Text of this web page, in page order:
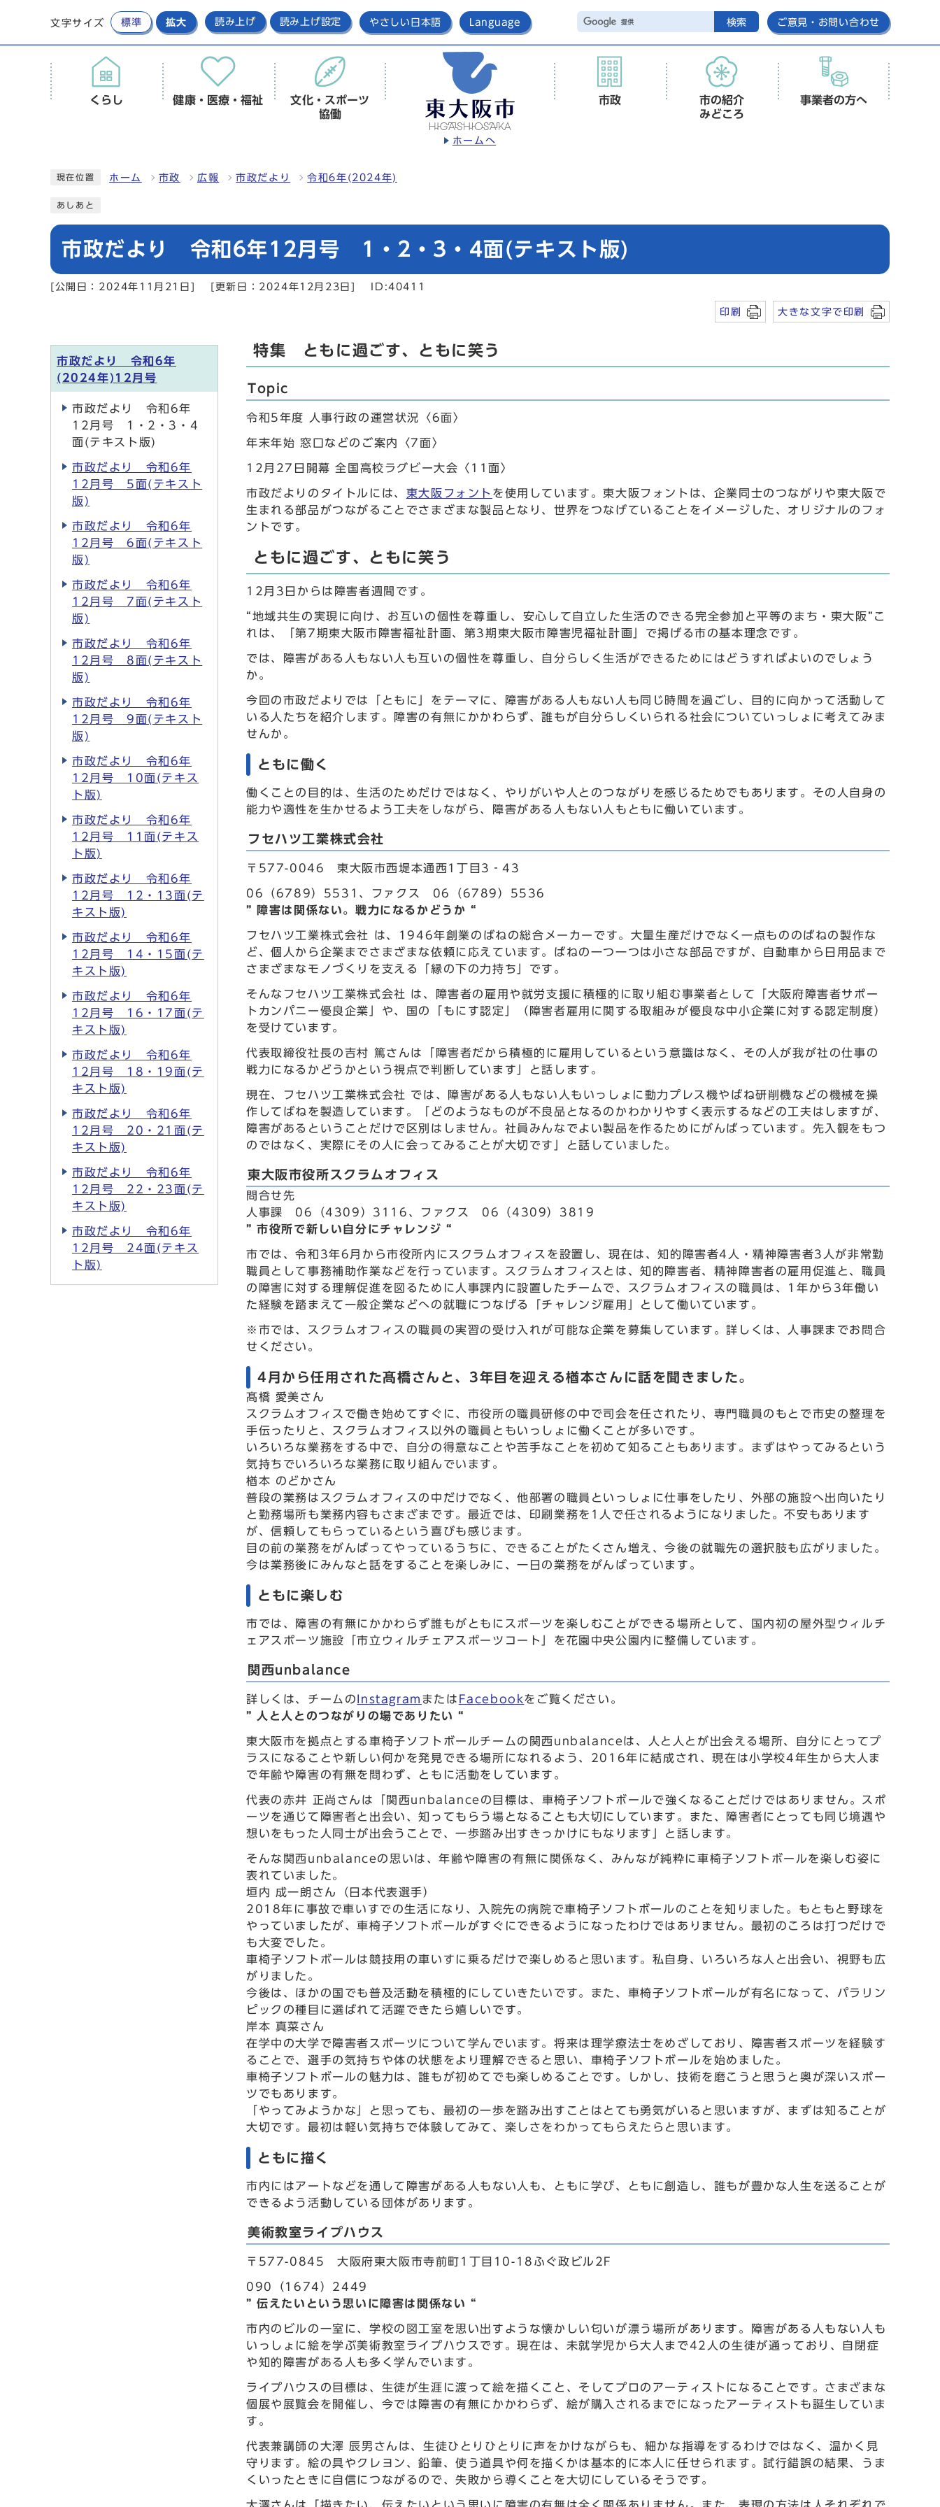
文字サイズ 標準 拡大 読み上げ 読み上げ設定 やさしい日本語 Language 検索 ご意見・お問い合わせ
ホームへ
くらし 健康・医療・福祉
文化・スポーツ
協働
市政
市の紹介
みどころ
事業者の方へ
現在位置 ホーム 市政 広報 市政だより 令和6年(2024年)
あしあと
市政だより 令和6年12月号 1・2・3・4面(テキスト版)
[公開日：2024年11月21日] [更新日：2024年12月23日] ID:40411
印刷 大きな文字で印刷
特集 ともに過ごす、ともに笑う
Topic
令和5年度 人事行政の運営状況〈6面〉
年末年始 窓口などのご案内〈7面〉
12月27日開幕 全国高校ラグビー大会〈11面〉
市政だよりのタイトルには、 東大阪フォント を使用しています。東大阪フォントは、企業同士のつながりや東大阪で
生まれる部品がつながることでさまざまな製品となり、世界をつなげていることをイメージした、オリジナルのフォ
ントです。
ともに過ごす、ともに笑う
12月3日からは障害者週間です。
“地域共生の実現に向け、お互いの個性を尊重し、安心して自立した生活のできる完全参加と平等のまち・東大阪”こ
れは、「第7期東大阪市障害福祉計画、第3期東大阪市障害児福祉計画」で掲げる市の基本理念です。
では、障害がある人もない人も互いの個性を尊重し、自分らしく生活ができるためにはどうすればよいのでしょう
か。
今回の市政だよりでは「ともに」をテーマに、障害がある人もない人も同じ時間を過ごし、目的に向かって活動して
いる人たちを紹介します。障害の有無にかかわらず、誰もが自分らしくいられる社会についていっしょに考えてみま
せんか。
ともに働く
働くことの目的は、生活のためだけではなく、やりがいや人とのつながりを感じるためでもあります。その人自身の
能力や適性を生かせるよう工夫をしながら、障害がある人もない人もともに働いています。
フセハツ工業株式会社
〒577-0046 東大阪市西堤本通西1丁目3‐43
06（6789）5531、ファクス 06（6789）5536
” 障害は関係ない。戦力になるかどうか “
フセハツ工業株式会社 は、1946年創業のばねの総合メーカーです。大量生産だけでなく一点もののばねの製作な
ど、個人から企業までさまざまな依頼に応えています。ばねの一つ一つは小さな部品ですが、自動車から日用品まで
さまざまなモノづくりを支える「縁の下の力持ち」です。
そんなフセハツ工業株式会社 は、障害者の雇用や就労支援に積極的に取り組む事業者として「大阪府障害者サポー
トカンパニー優良企業」や、国の「もにす認定」（障害者雇用に関する取組みが優良な中小企業に対する認定制度）
を受けています。
代表取締役社長の吉村 篤さんは「障害者だから積極的に雇用しているという意識はなく、その人が我が社の仕事の
戦力になるかどうかという視点で判断しています」と話します。
現在、フセハツ工業株式会社 では、障害がある人もない人もいっしょに動力プレス機やばね研削機などの機械を操
作してばねを製造しています。「どのようなものが不良品となるのかわかりやすく表示するなどの工夫はしますが、
障害があるということだけで区別はしません。社員みんなでよい製品を作るためにがんばっています。先入観をもつ
のではなく、実際にその人に会ってみることが大切です」と話していました。
東大阪市役所スクラムオフィス
問合せ先
人事課 06（4309）3116、ファクス 06（4309）3819
” 市役所で新しい自分にチャレンジ “
市では、令和3年6月から市役所内にスクラムオフィスを設置し、現在は、知的障害者4人・精神障害者3人が非常勤
職員として事務補助作業などを行っています。スクラムオフィスとは、知的障害者、精神障害者の雇用促進と、職員
の障害に対する理解促進を図るために人事課内に設置したチームで、スクラムオフィスの職員は、1年から3年働い
た経験を踏まえて一般企業などへの就職につなげる「チャレンジ雇用」として働いています。
※市では、スクラムオフィスの職員の実習の受け入れが可能な企業を募集しています。詳しくは、人事課までお問合
せください。
4月から任用された髙橋さんと、3年目を迎える楢本さんに話を聞きました。
髙橋 愛美さん
スクラムオフィスで働き始めてすぐに、市役所の職員研修の中で司会を任されたり、専門職員のもとで市史の整理を
手伝ったりと、スクラムオフィス以外の職員ともいっしょに働くことが多いです。
いろいろな業務をする中で、自分の得意なことや苦手なことを初めて知ることもあります。まずはやってみるという
気持ちでいろいろな業務に取り組んでいます。
楢本 のどかさん
普段の業務はスクラムオフィスの中だけでなく、他部署の職員といっしょに仕事をしたり、外部の施設へ出向いたり
と勤務場所も業務内容もさまざまです。最近では、印刷業務を1人で任されるようになりました。不安もあります
が、信頼してもらっているという喜びも感じます。
目の前の業務をがんばってやっているうちに、できることがたくさん増え、今後の就職先の選択肢も広がりました。
今は業務後にみんなと話をすることを楽しみに、一日の業務をがんばっています。
ともに楽しむ
市では、障害の有無にかかわらず誰もがともにスポーツを楽しむことができる場所として、国内初の屋外型ウィルチ
ェアスポーツ施設「市立ウィルチェアスポーツコート」を花園中央公園内に整備しています。
関西unbalance
詳しくは、チームの Instagram または Facebookをご覧ください。
” 人と人とのつながりの場でありたい “
東大阪市を拠点とする車椅子ソフトボールチームの関西unbalanceは、人と人とが出会える場所、自分にとってプ
ラスになることや新しい何かを発見できる場所になれるよう、2016年に結成され、現在は小学校4年生から大人ま
で年齢や障害の有無を問わず、ともに活動をしています。
代表の赤井 正尚さんは「関西unbalanceの目標は、車椅子ソフトボールで強くなることだけではありません。スポ
ーツを通じて障害者と出会い、知ってもらう場となることも大切にしています。また、障害者にとっても同じ境遇や
想いをもった人同士が出会うことで、一歩踏み出すきっかけにもなります」と話します。
そんな関西unbalanceの思いは、年齢や障害の有無に関係なく、みんなが純粋に車椅子ソフトボールを楽しむ姿に
表れていました。
垣内 成一朗さん（日本代表選手）
2018年に事故で車いすでの生活になり、入院先の病院で車椅子ソフトボールのことを知りました。もともと野球を
やっていましたが、車椅子ソフトボールがすぐにできるようになったわけではありません。最初のころは打つだけで
も大変でした。
車椅子ソフトボールは競技用の車いすに乗るだけで楽しめると思います。私自身、いろいろな人と出会い、視野も広
がりました。
今後は、ほかの国でも普及活動を積極的にしていきたいです。また、車椅子ソフトボールが有名になって、パラリン
ピックの種目に選ばれて活躍できたら嬉しいです。
岸本 真菜さん
在学中の大学で障害者スポーツについて学んでいます。将来は理学療法士をめざしており、障害者スポーツを経験す
ることで、選手の気持ちや体の状態をより理解できると思い、車椅子ソフトボールを始めました。
車椅子ソフトボールの魅力は、誰もが初めてでも楽しめることです。しかし、技術を磨こうと思うと奥が深いスポー
ツでもあります。
「やってみようかな」と思っても、最初の一歩を踏み出すことはとても勇気がいると思いますが、まずは知ることが
大切です。最初は軽い気持ちで体験してみて、楽しさをわかってもらえたらと思います。
ともに描く
市内にはアートなどを通して障害がある人もない人も、ともに学び、ともに創造し、誰もが豊かな人生を送ることが
できるよう活動している団体があります。
美術教室ライプハウス
〒577-0845 大阪府東大阪市寺前町1丁目10-18ふぐ政ビル2F
090（1674）2449
” 伝えたいという思いに障害は関係ない “
市内のビルの一室に、学校の図工室を思い出すような懐かしい匂いが漂う場所があります。障害がある人もない人も
いっしょに絵を学ぶ美術教室ライプハウスです。現在は、未就学児から大人まで42人の生徒が通っており、自閉症
や知的障害がある人も多く学んでいます。
ライプハウスの目標は、生徒が生涯に渡って絵を描くこと、そしてプロのアーティストになることです。さまざまな
個展や展覧会を開催し、今では障害の有無にかかわらず、絵が購入されるまでになったアーティストも誕生していま
す。
代表兼講師の大澤 辰男さんは、生徒ひとりひとりに声をかけながらも、細かな指導をするわけではなく、温かく見
守ります。絵の具やクレヨン、鉛筆、使う道具や何を描くかは基本的に本人に任せられます。試行錯誤の結果、うま
くいったときに自信につながるので、失敗から導くことを大切にしているそうです。
市政だより 令和6年
(2024年)12月号
市政だより 令和6年
12月号 1・2・3・4
面(テキスト版)
市政だより 令和6年
12月号 5面(テキスト
版)
市政だより 令和6年
12月号 6面(テキスト
版)
市政だより 令和6年
12月号 7面(テキスト
版)
市政だより 令和6年
12月号 8面(テキスト
版)
市政だより 令和6年
12月号 9面(テキスト
版)
市政だより 令和6年
12月号 10面(テキス
ト版)
市政だより 令和6年
12月号 11面(テキス
ト版)
市政だより 令和6年
12月号 12・13面(テ
キスト版)
市政だより 令和6年
12月号 14・15面(テ
キスト版)
市政だより 令和6年
12月号 16・17面(テ
キスト版)
市政だより 令和6年
12月号 18・19面(テ
キスト版)
市政だより 令和6年
12月号 20・21面(テ
キスト版)
市政だより 令和6年
12月号 22・23面(テ
キスト版)
市政だより 令和6年
12月号 24面(テキス
ト版)